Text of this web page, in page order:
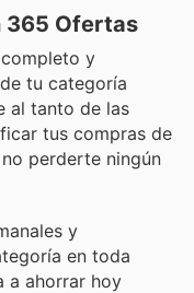
365 Ofertas
y
tu categoría
al tanto de las
tus compras de
perderte ningún
y
en toda
a ahorrar hoy